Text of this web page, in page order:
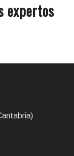
expertos